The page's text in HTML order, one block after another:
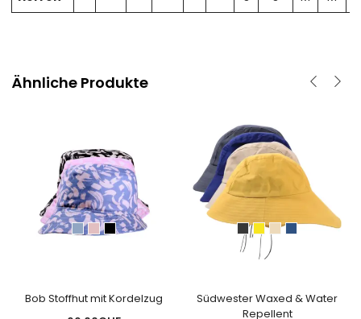
Ähnliche Produkte
Bob Stoffhut mit Kordelzug
Südwester Waxed & Water
Repellent